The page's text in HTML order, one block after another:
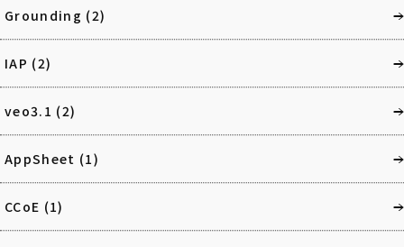
Grounding (2)
IAP (2)
veo3.1 (2)
AppSheet (1)
CCoE (1)